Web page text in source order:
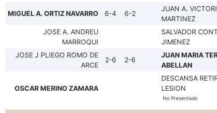
MIGUEL A. ORTIZ NAVARRO 6-4 6-2
JUAN A.
MARTINEZ
JOSE A. ANDREU
MARROQUI
SALVADOR
JIMENEZ
JOSE J PLIEGO ROMO DE
ARCE
2-6 2-6
JUAN MARIA
ABELLAN
OSCAR MERINO ZAMARA
DESCANSA
LESION
No Presentado